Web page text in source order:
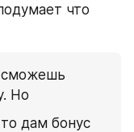
что
сможешь
Но
дам бонус